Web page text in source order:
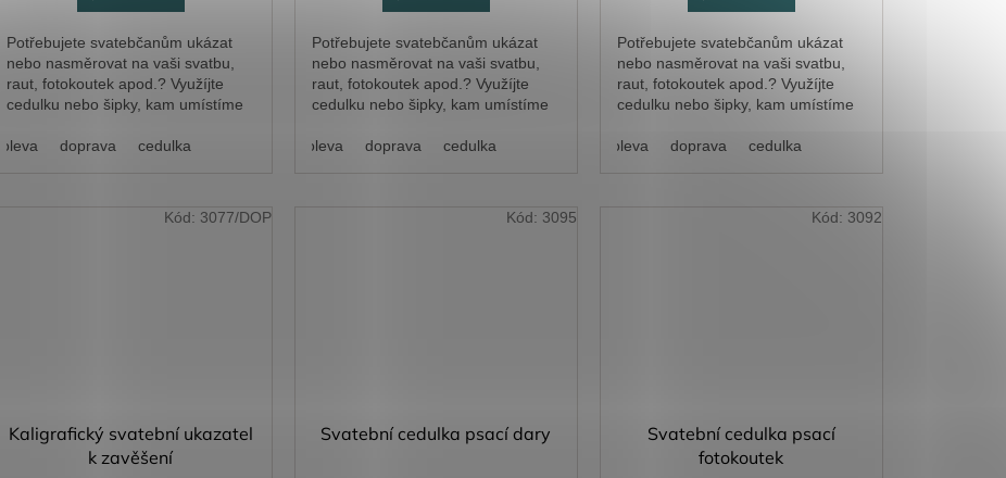
Potřebujete svatebčanům ukázat
nebo nasměrovat na vaši svatbu,
raut, fotokoutek apod.? Využíjte
cedulku nebo šipky, kam umístíme
doleva
doprava cedulka
Potřebujete svatebčanům ukázat
nebo nasměrovat na vaši svatbu,
raut, fotokoutek apod.? Využíjte
cedulku nebo šipky, kam umístíme
doleva
doprava cedulka
Potřebujete svatebčanům ukázat
nebo nasměrovat na vaši svatbu,
raut, fotokoutek apod.? Využíjte
cedulku nebo šipky, kam umístíme
doleva
doprava cedulka
Kaligrafický svatební ukazatel
k zavěšení
Kód: 3077/DOP
Svatební cedulka psací dary
Kód: 3095
Svatební cedulka psací
fotokoutek
Kód: 3092